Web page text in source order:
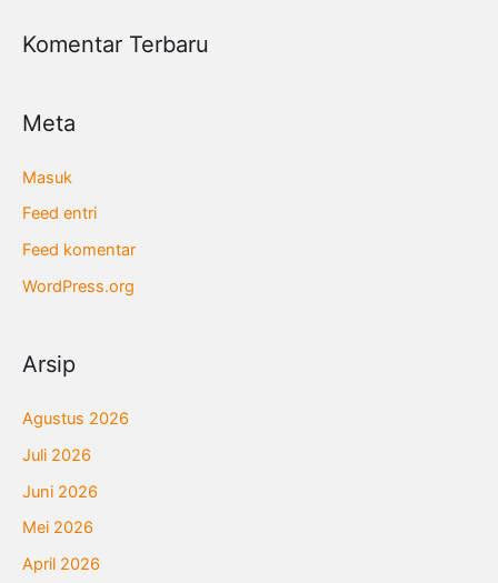
Komentar Terbaru
Meta
Masuk
Feed entri
Feed komentar
WordPress.org
Arsip
Agustus 2026
Juli 2026
Juni 2026
Mei 2026
April 2026